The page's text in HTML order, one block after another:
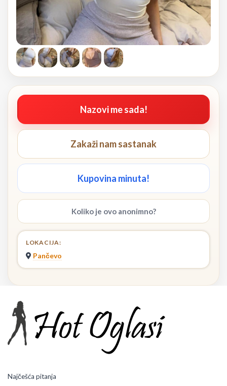
Nazovi me sada!
Zakaži nam sastanak
Kupovina minuta!
Koliko je ovo anonimno?
LOKACIJA:
Pančevo
Najčešća pitanja